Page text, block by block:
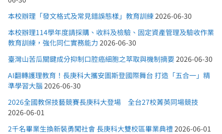
本校辦理「發文格式及常見錯誤態樣」教育訓練2026-06-30
本校辦理114學年度請採購、收料及檢驗、固定資產管理及驗收作業
教育訓練，強化同仁實務能力 2026-06-30
臺灣山苦瓜關鍵成分抑制口腔癌細胞之萃取與機制摘要2026-06-30
AI翻轉護理教育！長庚科大攜安圖斯登國際舞台 打造「五合一」精
準學習大腦 2026-06-30
2026全國教保技藝競賽長庚科大登場 全台27校菁英同場競技
2026-06-01
2千名畢業生換新裝勇闖社會 長庚科大雙校區畢業典禮2026-06-01